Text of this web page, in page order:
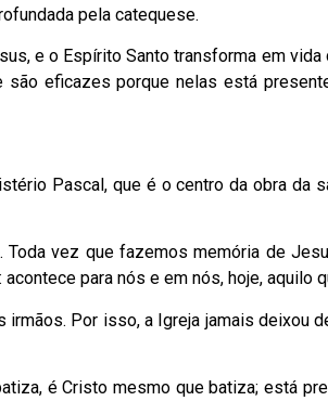
pela catequese.
e o Espírito Santo transforma em
eficazes porque nelas está
Pascal, que é o centro da obra da
vez que fazemos memória de
para nós e em nós, hoje, aquilo
Por isso, a Igreja jamais deixou
é Cristo mesmo que batiza; está